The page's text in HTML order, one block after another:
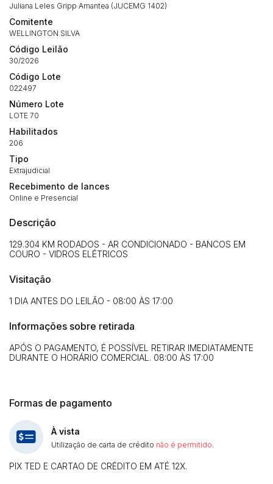
Juliana Leles Gripp Amantea (JUCEMG 1402)
Comitente
WELLINGTON SILVA
Código Leilão
30/2026
Código Lote
022497
Número Lote
LOTE 70
Habilitados
206
Tipo
Extrajudicial
Recebimento de lances
Online e Presencial
Descrição
129.304 KM RODADOS - AR CONDICIONADO - BANCOS EM
COURO - VIDROS ELÉTRICOS
Visitação
1 DIA ANTES DO LEILÃO - 08:00 ÀS 17:00
Informações sobre retirada
APÓS O PAGAMENTO, É POSSÍVEL RETIRAR IMEDIATAMENTE
DURANTE O HORÁRIO COMERCIAL. 08:00 ÀS 17:00
Formas de pagamento
À vista
Utilização de carta de crédito não é permitido
PIX TED E CARTAO DE CRÉDITO EM ATÉ 12X.
Envie sua Proposta
(Art. 895, CPC)
14/04/2025 18:43:11
Clique aqui para fazer login
Habilite-se para efetuar lances ou
propostas